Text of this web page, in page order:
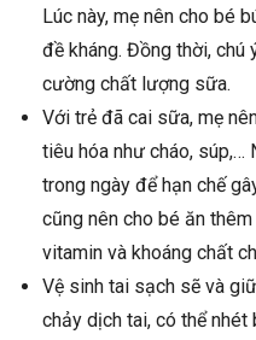
Lúc này, mẹ nên cho bé
đề kháng. Đồng thời, chú
cường chất lượng sữa.
Với trẻ đã cai sữa, mẹ
tiêu hóa như cháo, súp,…
trong ngày để hạn chế
cũng nên cho bé ăn
vitamin và khoáng chất
Vệ sinh tai sạch sẽ và
chảy dịch tai, có thể